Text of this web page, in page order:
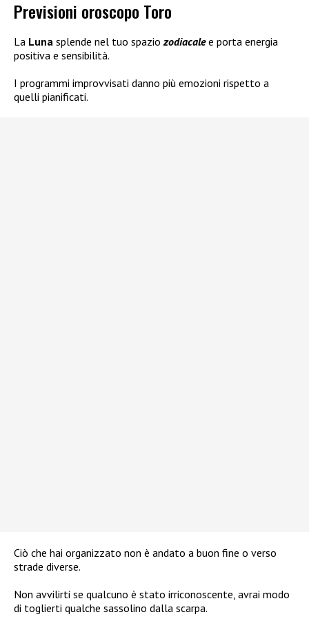
Previsioni oroscopo Toro
La Luna splende nel tuo spaziozodiacalee porta energia
positiva e sensibilità.
I programmi improvvisati danno più emozioni rispetto a
quelli pianificati.
Ciò che hai organizzato non è andato a buon fine o verso
strade diverse.
Non avvilirti se qualcuno è stato irriconoscente, avrai modo
di toglierti qualche sassolino dalla scarpa.